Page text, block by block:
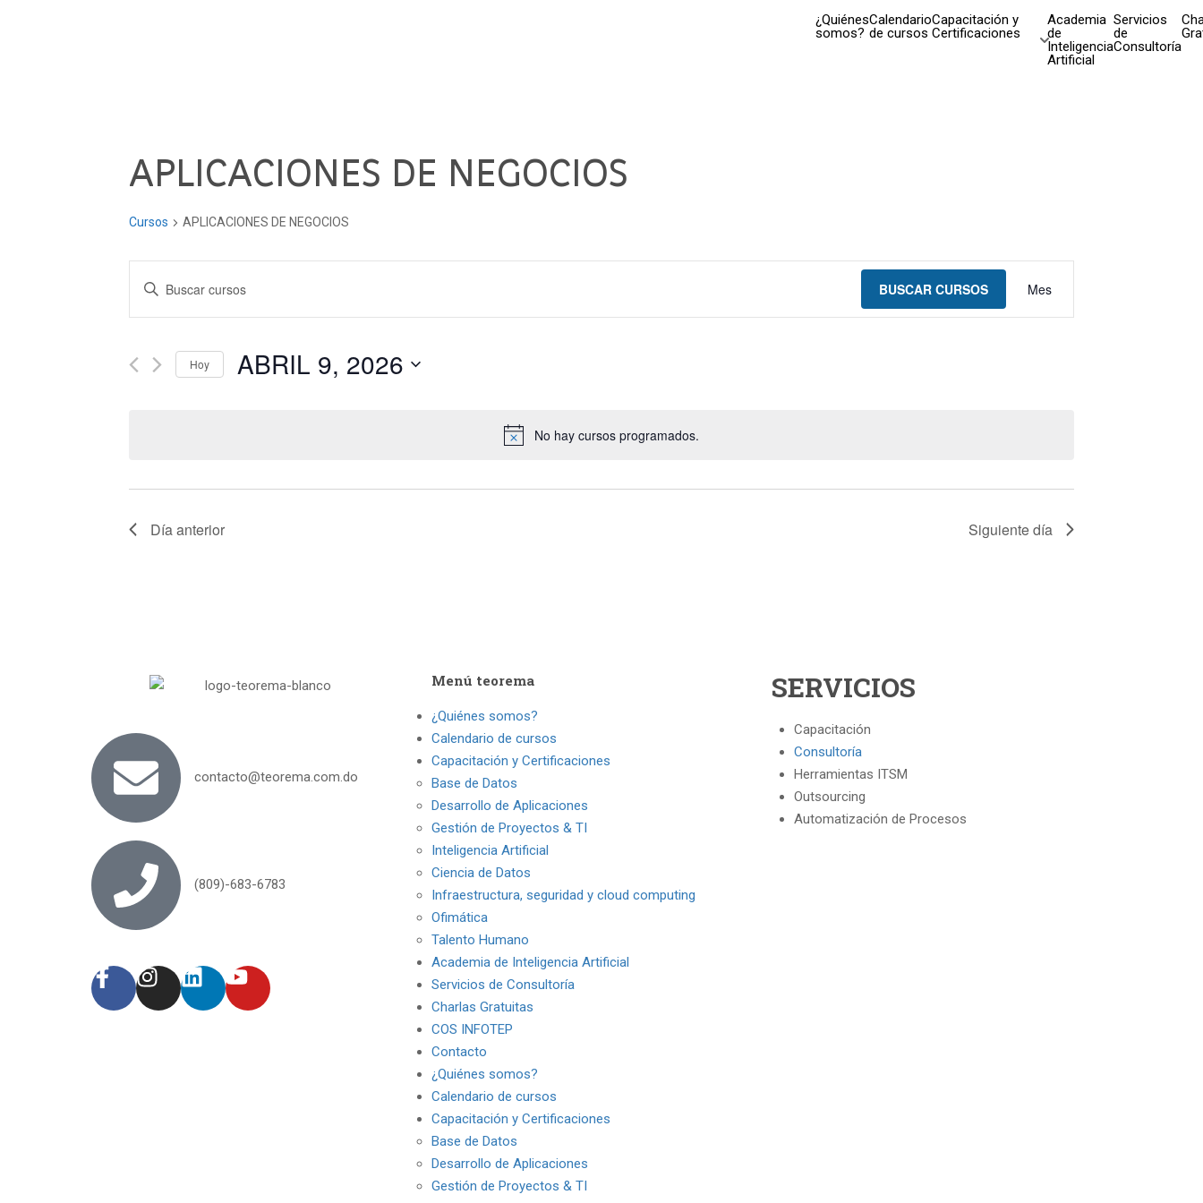
¿Quiénes
somos?
Calendario
de cursos
Capacitación y
Certificaciones
Academia
de
Inteligencia
Artificial
Servicios
de
Consultoría
No hay cursos programados.
APLICACIONES DE NEGOCIOS
Cursos APLICACIONES DE NEGOCIOS
Navegación
de
búsqueda
de
Cursos
Introduce
Busca
BUSCAR CURSOS Mes
Hoy ABRIL 9, 2026
Día anterior Siguiente día
contacto@teorema.com.do
(809)-683-6783
Menú teorema
¿Quiénes somos?
Calendario de cursos
Capacitación y Certificaciones
Base de Datos
Desarrollo de Aplicaciones
Gestión de Proyectos & TI
Inteligencia Artificial
Ciencia de Datos
Infraestructura, seguridad y cloud computing
Ofimática
Talento Humano
Academia de Inteligencia Artificial
Servicios de Consultoría
Charlas Gratuitas
COS INFOTEP
Contacto
¿Quiénes somos?
Calendario de cursos
Capacitación y Certificaciones
Base de Datos
Desarrollo de Aplicaciones
Gestión de Proyectos & TI
SERVICIOS
Capacitación
Consultoría
Herramientas ITSM
Outsourcing
Automatización de Procesos